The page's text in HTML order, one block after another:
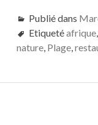
Publié dans
Etiquetéafrique,
nature, Plage,